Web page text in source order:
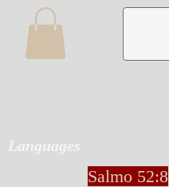
Languages
Salmo 52:8